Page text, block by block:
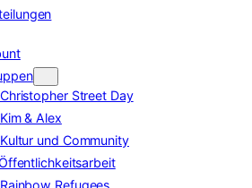
Street Day
& Alex
und Community
Refugees